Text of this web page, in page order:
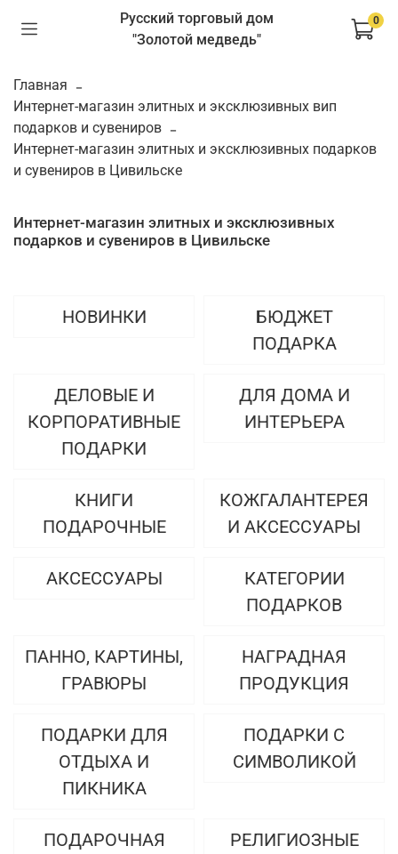
Русский торговый дом
"Золотой медведь"
0
Главная
Интернет-магазин элитных и эксклюзивных вип
подарков и сувениров
Интернет-магазин элитных и эксклюзивных подарков
и сувениров в Цивильске
Интернет-магазин элитных и эксклюзивных
подарков и сувениров в Цивильске
НОВИНКИ
БЮДЖЕТ
ПОДАРКА
ДЕЛОВЫЕ И
КОРПОРАТИВНЫЕ
ПОДАРКИ
ДЛЯ ДОМА И
ИНТЕРЬЕРА
КНИГИ
ПОДАРОЧНЫЕ
КОЖГАЛАНТЕРЕЯ
И АКСЕССУАРЫ
АКСЕССУАРЫ
КАТЕГОРИИ
ПОДАРКОВ
ПАННО, КАРТИНЫ,
ГРАВЮРЫ
НАГРАДНАЯ
ПРОДУКЦИЯ
ПОДАРКИ ДЛЯ
ОТДЫХА И
ПИКНИКА
ПОДАРКИ С
СИМВОЛИКОЙ
ПОДАРОЧНАЯ
РЕЛИГИОЗНЫЕ